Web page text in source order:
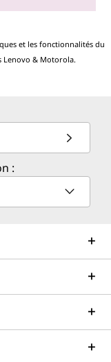
et les fonctionnalités du
Lenovo & Motorola.
: